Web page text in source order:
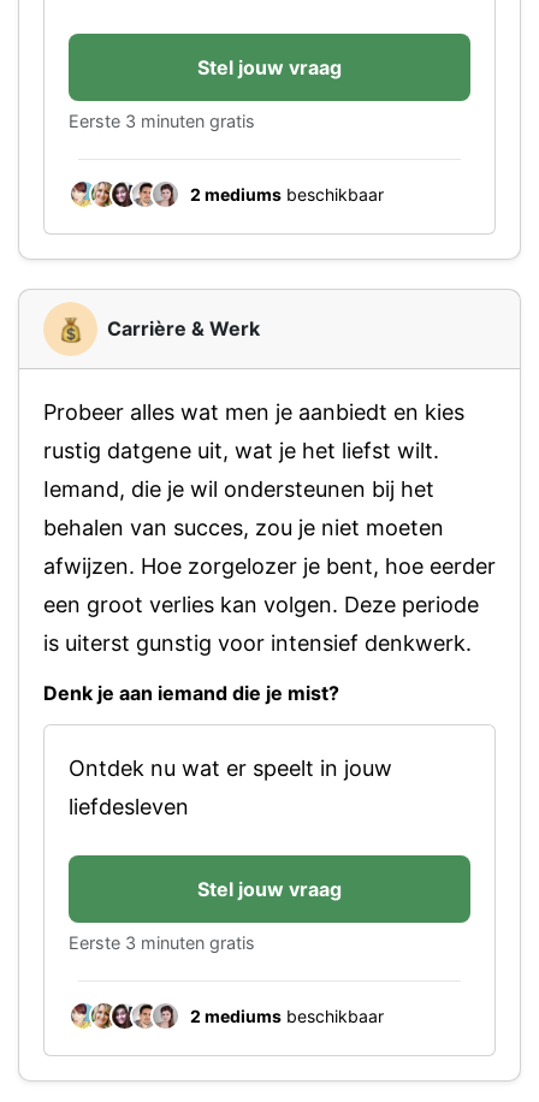
Stel jouw vraag
Eerste 3 minuten gratis
2 mediums beschikbaar
Carrière & Werk
Probeer alles wat men je aanbiedt en kies
rustig datgene uit, wat je het liefst wilt.
Iemand, die je wil ondersteunen bij het
behalen van succes, zou je niet moeten
afwijzen. Hoe zorgelozer je bent, hoe eerder
een groot verlies kan volgen. Deze periode
is uiterst gunstig voor intensief denkwerk.
Denk je aan iemand die je mist?
Ontdek nu wat er speelt in jouw
liefdesleven
Stel jouw vraag
Eerste 3 minuten gratis
2 mediums beschikbaar